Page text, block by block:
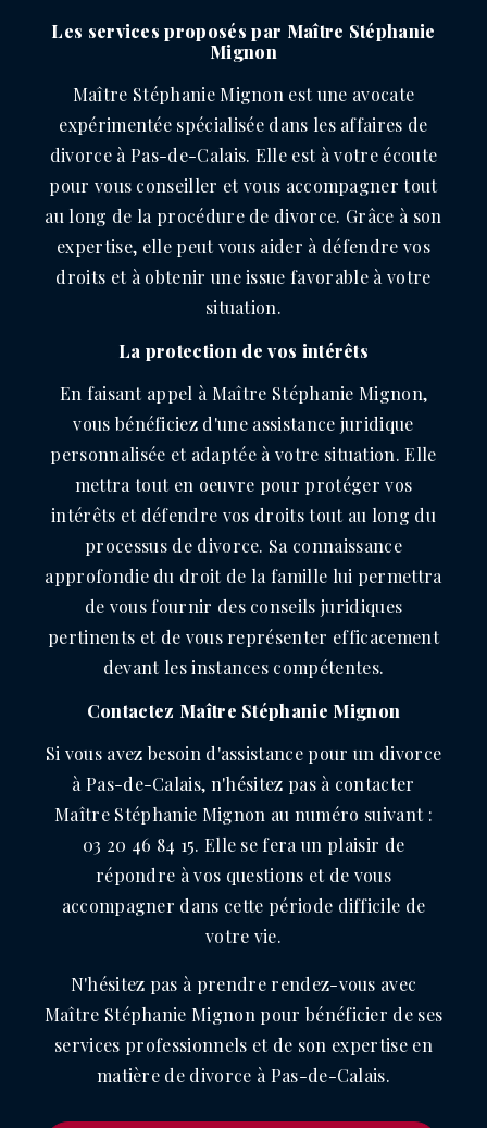
Les services proposés par Maître Stéphanie
Mignon
Maître Stéphanie Mignon est une avocate
expérimentée spécialisée dans les affaires de
divorce à Pas-de-Calais. Elle est à votre écoute
pour vous conseiller et vous accompagner tout
au long de la procédure de divorce. Grâce à son
expertise, elle peut vous aider à défendre vos
droits et à obtenir une issue favorable à votre
situation.
La protection de vos intérêts
En faisant appel à Maître Stéphanie Mignon,
vous bénéficiez d'une assistance juridique
personnalisée et adaptée à votre situation. Elle
mettra tout en oeuvre pour protéger vos
intérêts et défendre vos droits tout au long du
processus de divorce. Sa connaissance
approfondie du droit de la famille lui permettra
de vous fournir des conseils juridiques
pertinents et de vous représenter efficacement
devant les instances compétentes.
Contactez Maître Stéphanie Mignon
Si vous avez besoin d'assistance pour un divorce
à Pas-de-Calais, n'hésitez pas à contacter
Maître Stéphanie Mignon au numéro suivant :
03 20 46 84 15. Elle se fera un plaisir de
répondre à vos questions et de vous
accompagner dans cette période difficile de
votre vie.
N'hésitez pas à prendre rendez-vous avec
Maître Stéphanie Mignon pour bénéficier de ses
services professionnels et de son expertise en
matière de divorce à Pas-de-Calais.